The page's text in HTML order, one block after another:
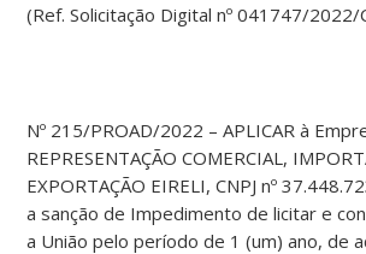
(Ref. Solicitação Digital nº 041747/2022/
Nº 215/PROAD/2022 – APLICAR à
REPRESENTAÇÃO COMERCIAL,
EXPORTAÇÃO EIRELI, CNPJ nº
a sanção de Impedimento de licitar e
a União pelo período de 1 (um) ano, de